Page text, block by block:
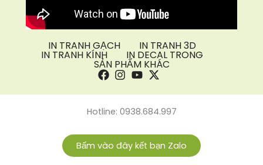
IN TRANH GẠCH IN TRANH 3D
IN TRANH KÍNH IN DECAL TRONG
SẢN PHẨM KHÁC
Hotline: 0938.684.997
Bấm vào đây kết bạn Zalo